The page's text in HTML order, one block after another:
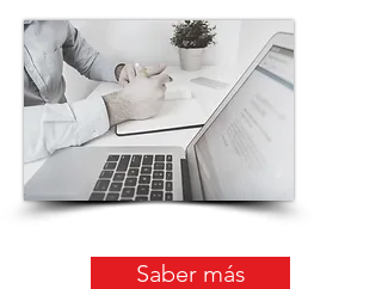
Saber más